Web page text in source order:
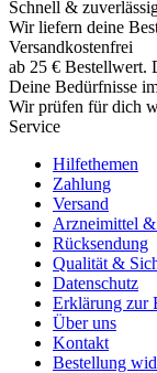
Schnell &
Wir liefern deine
Versandkostenfrei
ab 25 € Bestellwert.
Deine Bedürfnisse
Wir prüfen für dich
Service
Hilfethemen
Zahlung
Versand
Arzneimittel
Rücksendung
Qualität &
Datenschutz
Erklärung zur
Über uns
Kontakt
Bestellung